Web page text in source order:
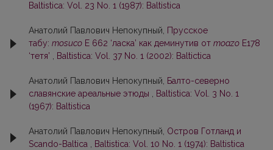
Baltistica: Vol. 23 No. 1 (1987): Baltistica
Анатолий Павлович Непокупный, Прусское
табу: mosuco E 662 ‘ласка’ как деминутив от moazo E178
‘тетя’ , Baltistica: Vol. 37 No. 1 (2002): Baltictica
Анатолий Павлович Непокупный, Балто-северно
славянские ареальные этюды , Baltistica: Vol. 3 No. 1
(1967): Baltistica
Анатолий Павлович Непокупный, Остров Готланд и
Scando-Baltica , Baltistica: Vol. 10 No. 1 (1974): Baltistica